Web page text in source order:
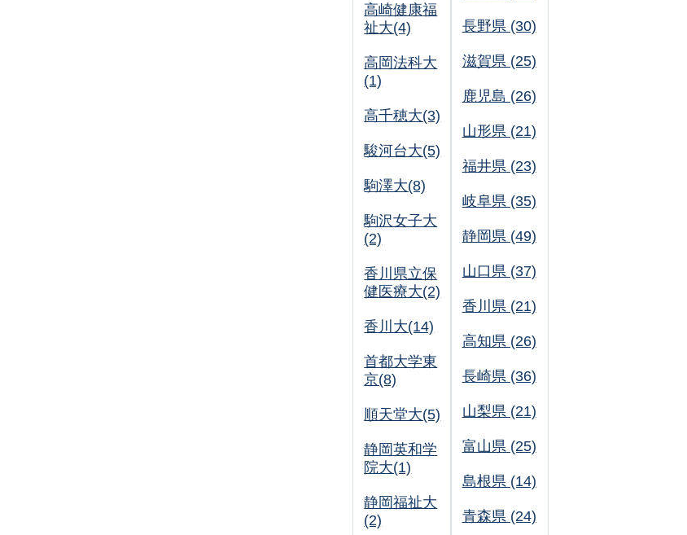
高崎健康福
祉大(4)
高岡法科大
(1)
高千穂大(3)
駿河台大(5)
駒澤大(8)
駒沢女子大
(2)
香川県立保
健医療大(2)
香川大(14)
首都大学東
京(8)
順天堂大(5)
静岡英和学
院大(1)
静岡福祉大
(2)
長野県 (30)
滋賀県 (25)
鹿児島 (26)
山形県 (21)
福井県 (23)
岐阜県 (35)
静岡県 (49)
山口県 (37)
香川県 (21)
高知県 (26)
長崎県 (36)
山梨県 (21)
富山県 (25)
島根県 (14)
青森県 (24)